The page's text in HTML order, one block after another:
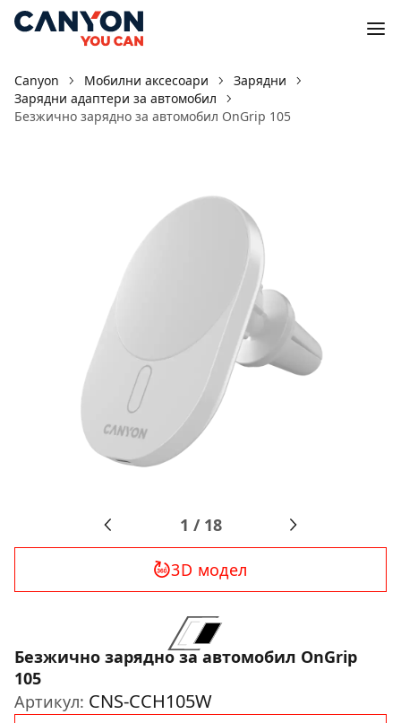
Canyon Мобилни аксесоари
Зарядни
Зарядни адаптери за автомобил
Безжично зарядно за автомобил OnGrip 105
1 / 18
3D модел
Безжично зарядно за автомобил OnGrip
105
Артикул: CNS-CCH105W